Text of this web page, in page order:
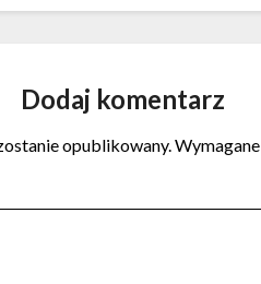
Dodaj komentarz
opublikowany.